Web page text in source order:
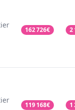
162 726€ 2
119 168€ 1